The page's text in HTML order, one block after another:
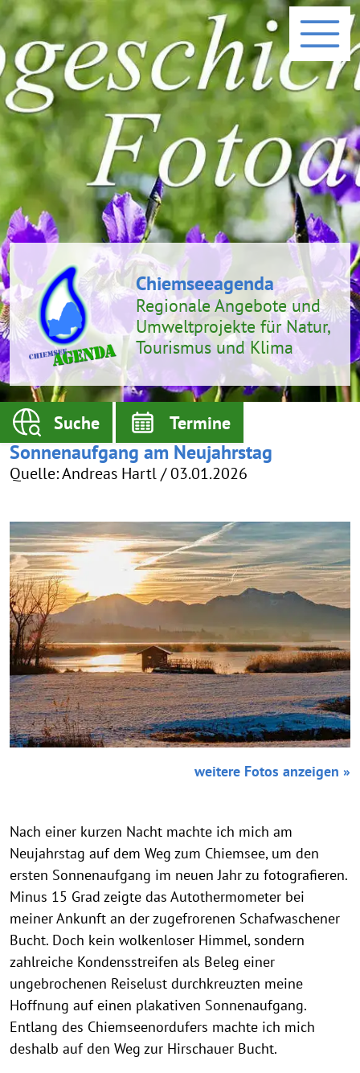
Chiemseeagenda
Regionale Angebote und
Umweltprojekte für Natur,
Tourismus und Klima
Suche Termine
Sonnenaufgang am Neujahrstag
Quelle: Andreas Hartl / 03.01.2026
weitere Fotos anzeigen »
Nach einer kurzen Nacht machte ich mich am
Neujahrstag auf dem Weg zum Chiemsee, um den
ersten Sonnenaufgang im neuen Jahr zu fotografieren.
Minus 15 Grad zeigte das Autothermometer bei
meiner Ankunft an der zugefrorenen Schafwaschener
Bucht. Doch kein wolkenloser Himmel, sondern
zahlreiche Kondensstreifen als Beleg einer
ungebrochenen Reiselust durchkreuzten meine
Hoffnung auf einen plakativen Sonnenaufgang.
Entlang des Chiemseenordufers machte ich mich
deshalb auf den Weg zur Hirschauer Bucht.